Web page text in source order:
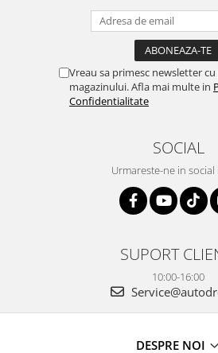
Vreau sa primesc newsletter
magazinului. Afla mai multe in
Confidentialitate
SOCIAL
Urmareste-ne in social
SUPORT
10:00-16:00
DESPRE NOI